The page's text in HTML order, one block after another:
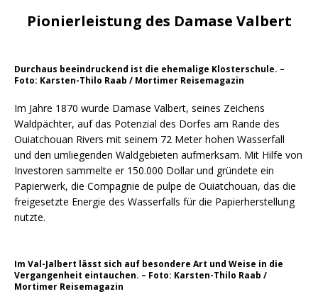
Pionierleistung des Damase Valbert
Durchaus beeindruckend ist die ehemalige Klosterschule. –
Foto: Karsten-Thilo Raab / Mortimer Reisemagazin
Im Jahre 1870 wurde Damase Valbert, seines Zeichens
Waldpächter, auf das Potenzial des Dorfes am Rande des
Ouiatchouan Rivers mit seinem 72 Meter hohen Wasserfall
und den umliegenden Waldgebieten aufmerksam. Mit Hilfe von
Investoren sammelte er 150.000 Dollar und gründete ein
Papierwerk, die Compagnie de pulpe de Ouiatchouan, das die
freigesetzte Energie des Wasserfalls für die Papierherstellung
nutzte.
Im Val-Jalbert lässt sich auf besondere Art und Weise in die
Vergangenheit eintauchen. – Foto: Karsten-Thilo Raab /
Mortimer Reisemagazin